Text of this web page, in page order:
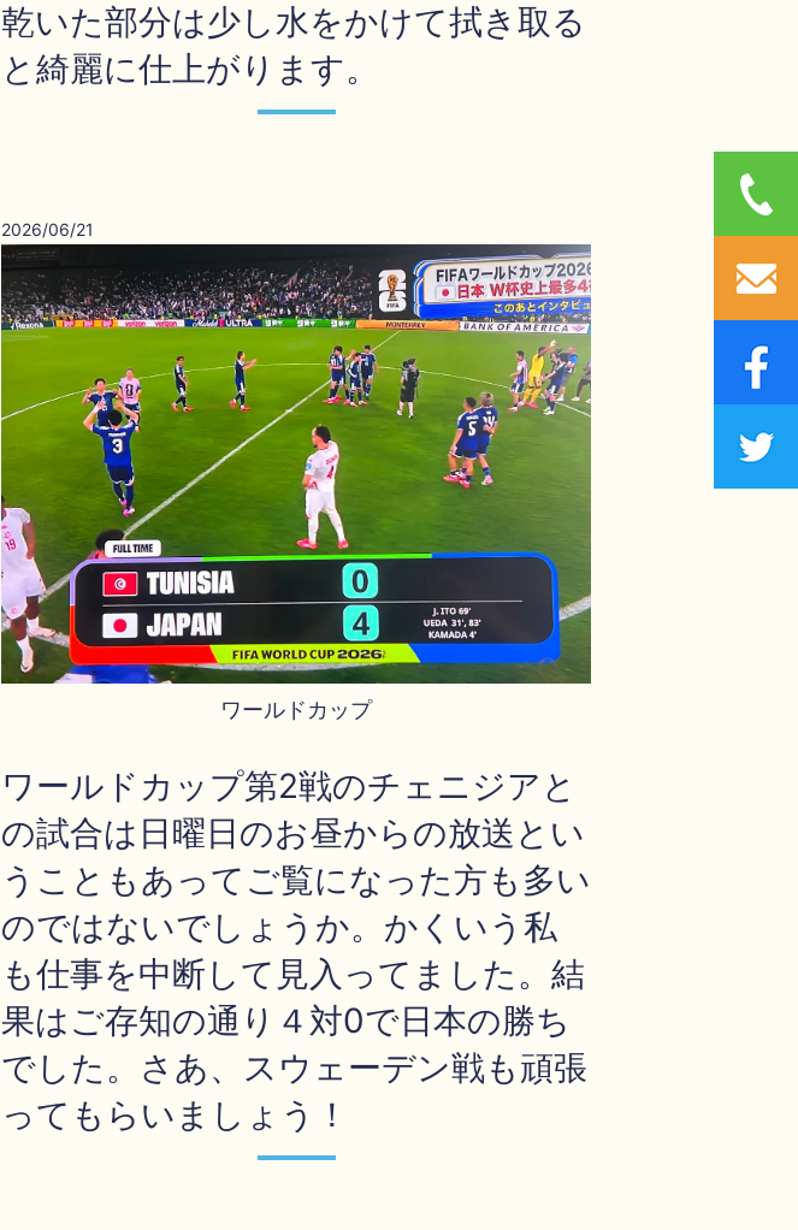
乾いた部分は少し水をかけて拭き取る
と綺麗に仕上がります。
2026/06/21
ワールドカップ
ワールドカップ第2戦のチェニジアと
の試合は日曜日のお昼からの放送とい
うこともあってご覧になった方も多い
のではないでしょうか。かくいう私
も仕事を中断して見入ってました。結
果はご存知の通り４対0で日本の勝ち
でした。さあ、スウェーデン戦も頑張
ってもらいましょう！